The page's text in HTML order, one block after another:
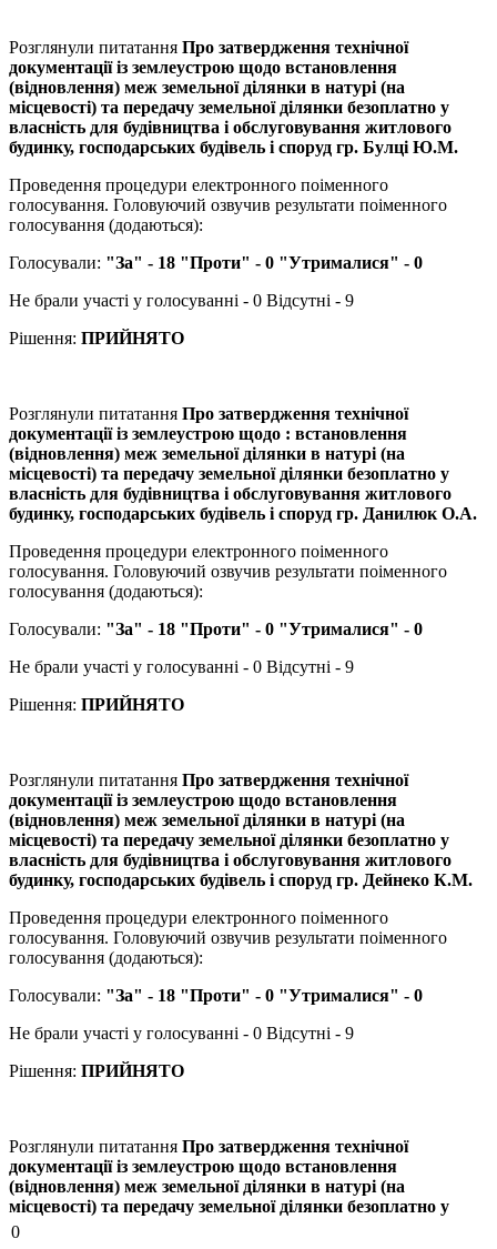
Розглянули питатання Про затвердження технічної
документації із землеустрою щодо встановлення
(відновлення) меж земельної ділянки в натурі (на
місцевості) та передачу земельної ділянки безоплатно у
власність для будівництва і обслуговування житлового
будинку, господарських будівель і споруд гр. Булці Ю.М.
Проведення процедури електронного поіменного
голосування. Головуючий озвучив результати поіменного
голосування (додаються):
Голосували: "За" - 18 "Проти" - 0 "Утрималися" - 0
Не брали участі у голосуванні - 0 Відсутні - 9
Рішення: ПРИЙНЯТО
Розглянули питатання Про затвердження технічної
документації із землеустрою щодо : встановлення
(відновлення) меж земельної ділянки в натурі (на
місцевості) та передачу земельної ділянки безоплатно у
власність для будівництва і обслуговування житлового
будинку, господарських будівель і споруд гр. Данилюк О.А.
Проведення процедури електронного поіменного
голосування. Головуючий озвучив результати поіменного
голосування (додаються):
Голосували: "За" - 18 "Проти" - 0 "Утрималися" - 0
Не брали участі у голосуванні - 0 Відсутні - 9
Рішення: ПРИЙНЯТО
Розглянули питатання Про затвердження технічної
документації із землеустрою щодо встановлення
(відновлення) меж земельної ділянки в натурі (на
місцевості) та передачу земельної ділянки безоплатно у
власність для будівництва і обслуговування житлового
будинку, господарських будівель і споруд гр. Дейнеко К.М.
Проведення процедури електронного поіменного
голосування. Головуючий озвучив результати поіменного
голосування (додаються):
Голосували: "За" - 18 "Проти" - 0 "Утрималися" - 0
Не брали участі у голосуванні - 0 Відсутні - 9
Рішення: ПРИЙНЯТО
Розглянули питатання Про затвердження технічної
документації із землеустрою щодо встановлення
(відновлення) меж земельної ділянки в натурі (на
місцевості) та передачу земельної ділянки безоплатно у
власність для будівництва і обслуговування житлового
0